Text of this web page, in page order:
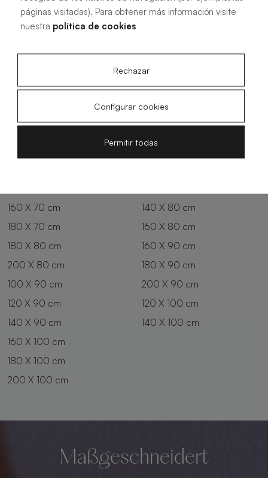
160 X 70 cm
180 X 70 cm
200 X 70 cm
140 X 80 cm
160 X 80 cm
180 X 80 cm
200 X 80 cm
100 X 90 cm
120 X 90 cm
140 X 90 cm
160 X 90 cm
180 X 90 cm
200 X 90 cm
120 X 100 cm
140 X 100 cm
160 X 100 cm
180 X 100 cm
200 X 100 cm
Maßgeschneidert
páginas visitadas). Para obtener más información visite
nuestra política de cookies
Rechazar
Configurar cookies
Permitir todas